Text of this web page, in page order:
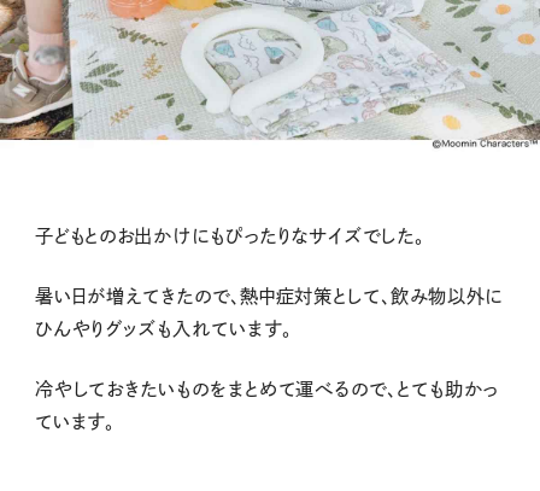
子どもとのお出かけにもぴったりなサイズでした。
暑い日が増えてきたので、熱中症対策として、飲み物以外に
ひんやりグッズも入れています。
冷やしておきたいものをまとめて運べるので、とても助かっ
ています。